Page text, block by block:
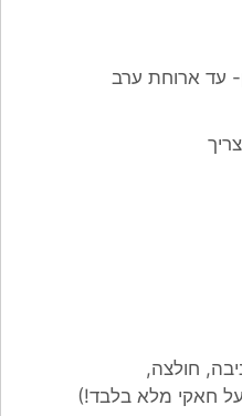
עד ארוחת ערב
חולצה,
חאקי מלא בלבד!)